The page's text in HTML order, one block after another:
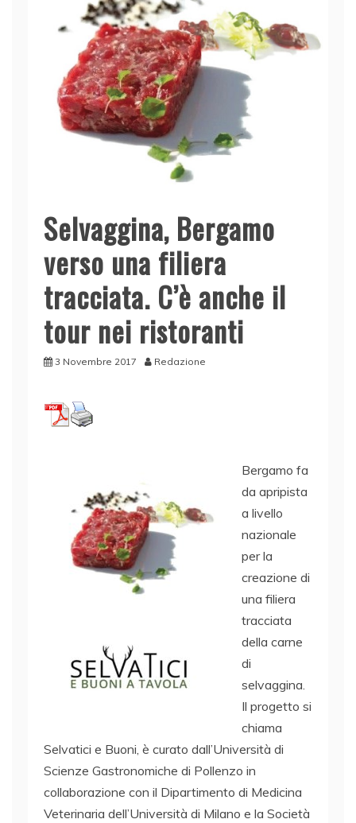
Selvaggina, Bergamo
verso una filiera
tracciata. C’è anche il
tour nei ristoranti
3 Novembre 2017 Redazione
Bergamo fa
da apripista
a livello
nazionale
per la
creazione di
una filiera
tracciata
della carne
di
selvaggina.
Il progetto si
chiama
Selvatici e Buoni, è curato dall’Università di
Scienze Gastronomiche di Pollenzo in
collaborazione con il Dipartimento di Medicina
Veterinaria dell’Università di Milano e la Società